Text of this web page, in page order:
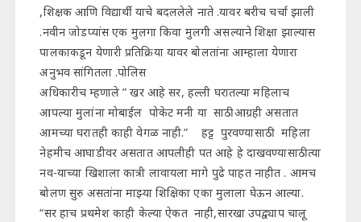
,शिक्षक आणि विद्यार्थी याचे बदललेले नाते .यावर बरीच चर्चा झाली
.नवीन जोडप्यांस एक मुलगा किवा मुलगी असल्याने शिक्षा झाल्यास
पालकाकडून येणारी प्रतिक्रिया यावर बोलतांना आम्हाला येणारा
अनुभव सांगितला .पोलिस
अधिकारीच म्हणाले ” खर आहे सर, हल्ली घरातल्या महिलाच
आपल्या मुलांना मोबाईल पोकेट मनी या साठी आग्रही असतात
आमच्या घरातही काही वेगळ नाही.” हट्ट पुरवण्यासाठी महिला
नेहमीच आघाडीवर असतात आपलीही पत आहे हे दाखवण्यासाठी त्या
नव-याच्या खिशाला कात्री लावायला मागे पुढे पाहत नाहीत . आमच
बोलण सुरु असतांना माझ्या शिक्षिका एका मुलाला घेऊन आल्या.
“सर हाच प्रथमेश काही केल्या ऐकत नाही,सारखा उपद्व्याप चालू